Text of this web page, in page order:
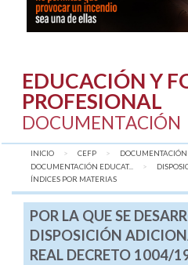
EDUCACIÓN Y
PROFESIONAL
DOCUMENTACIÓN
INICIO CEFP
DOCUMENTACIÓN
DOCUMENTACIÓN EDUCAT...
AQUÍ:
ÍNDICES POR MATERIAS
POR LA QUE SE
DISPOSICIÓN
REAL DECRETO 1004/